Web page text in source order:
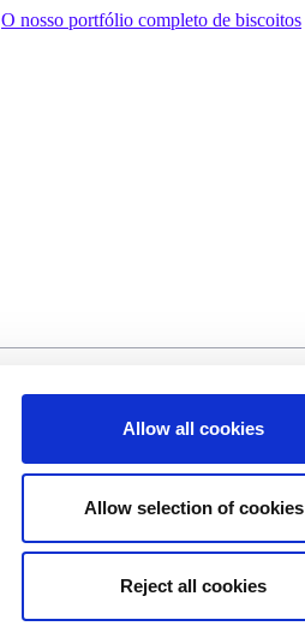
Allow all cookies
Allow selection of cookies
Reject all cookies
O nosso portfólio completo de biscoitos
©Biscuit International 2023